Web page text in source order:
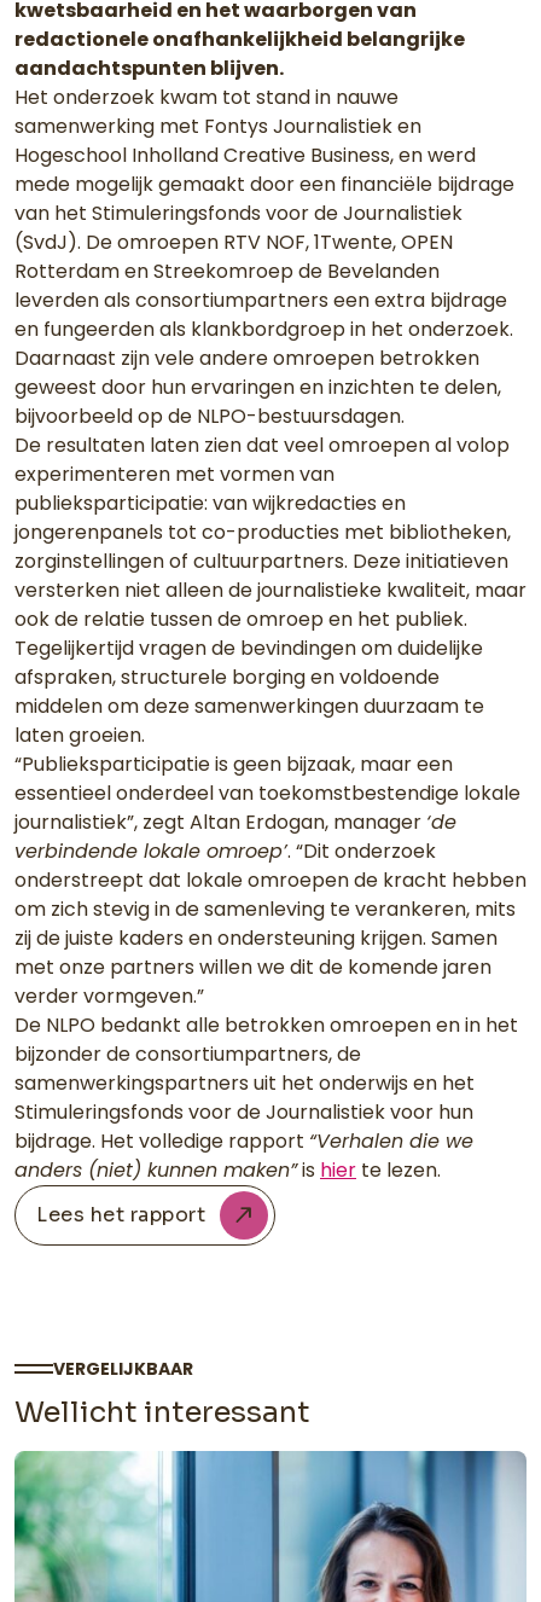
kwetsbaarheid en het waarborgen van
redactionele onafhankelijkheid belangrijke
aandachtspunten blijven.
Het onderzoek kwam tot stand in nauwe
samenwerking met Fontys Journalistiek en
Hogeschool Inholland Creative Business, en werd
mede mogelijk gemaakt door een financiële bijdrage
van het Stimuleringsfonds voor de Journalistiek
(SvdJ). De omroepen RTV NOF, 1Twente, OPEN
Rotterdam en Streekomroep de Bevelanden
leverden als consortiumpartners een extra bijdrage
en fungeerden als klankbordgroep in het onderzoek.
Daarnaast zijn vele andere omroepen betrokken
geweest door hun ervaringen en inzichten te delen,
bijvoorbeeld op de NLPO-bestuursdagen.
De resultaten laten zien dat veel omroepen al volop
experimenteren met vormen van
publieksparticipatie: van wijkredacties en
jongerenpanels tot co-producties met bibliotheken,
zorginstellingen of cultuurpartners. Deze initiatieven
versterken niet alleen de journalistieke kwaliteit, maar
ook de relatie tussen de omroep en het publiek.
Tegelijkertijd vragen de bevindingen om duidelijke
afspraken, structurele borging en voldoende
middelen om deze samenwerkingen duurzaam te
laten groeien.
“Publieksparticipatie is geen bijzaak, maar een
essentieel onderdeel van toekomstbestendige lokale
journalistiek”, zegt Altan Erdogan, manager ‘de
verbindende lokale omroep’. “Dit onderzoek
onderstreept dat lokale omroepen de kracht hebben
om zich stevig in de samenleving te verankeren, mits
zij de juiste kaders en ondersteuning krijgen. Samen
met onze partners willen we dit de komende jaren
verder vormgeven.”
De NLPO bedankt alle betrokken omroepen en in het
bijzonder de consortiumpartners, de
samenwerkingspartners uit het onderwijs en het
Stimuleringsfonds voor de Journalistiek voor hun
bijdrage. Het volledige rapport “Verhalen die we
anders (niet) kunnen maken”is hier te lezen.
Lees het rapport
VERGELIJKBAAR
Wellicht interessant